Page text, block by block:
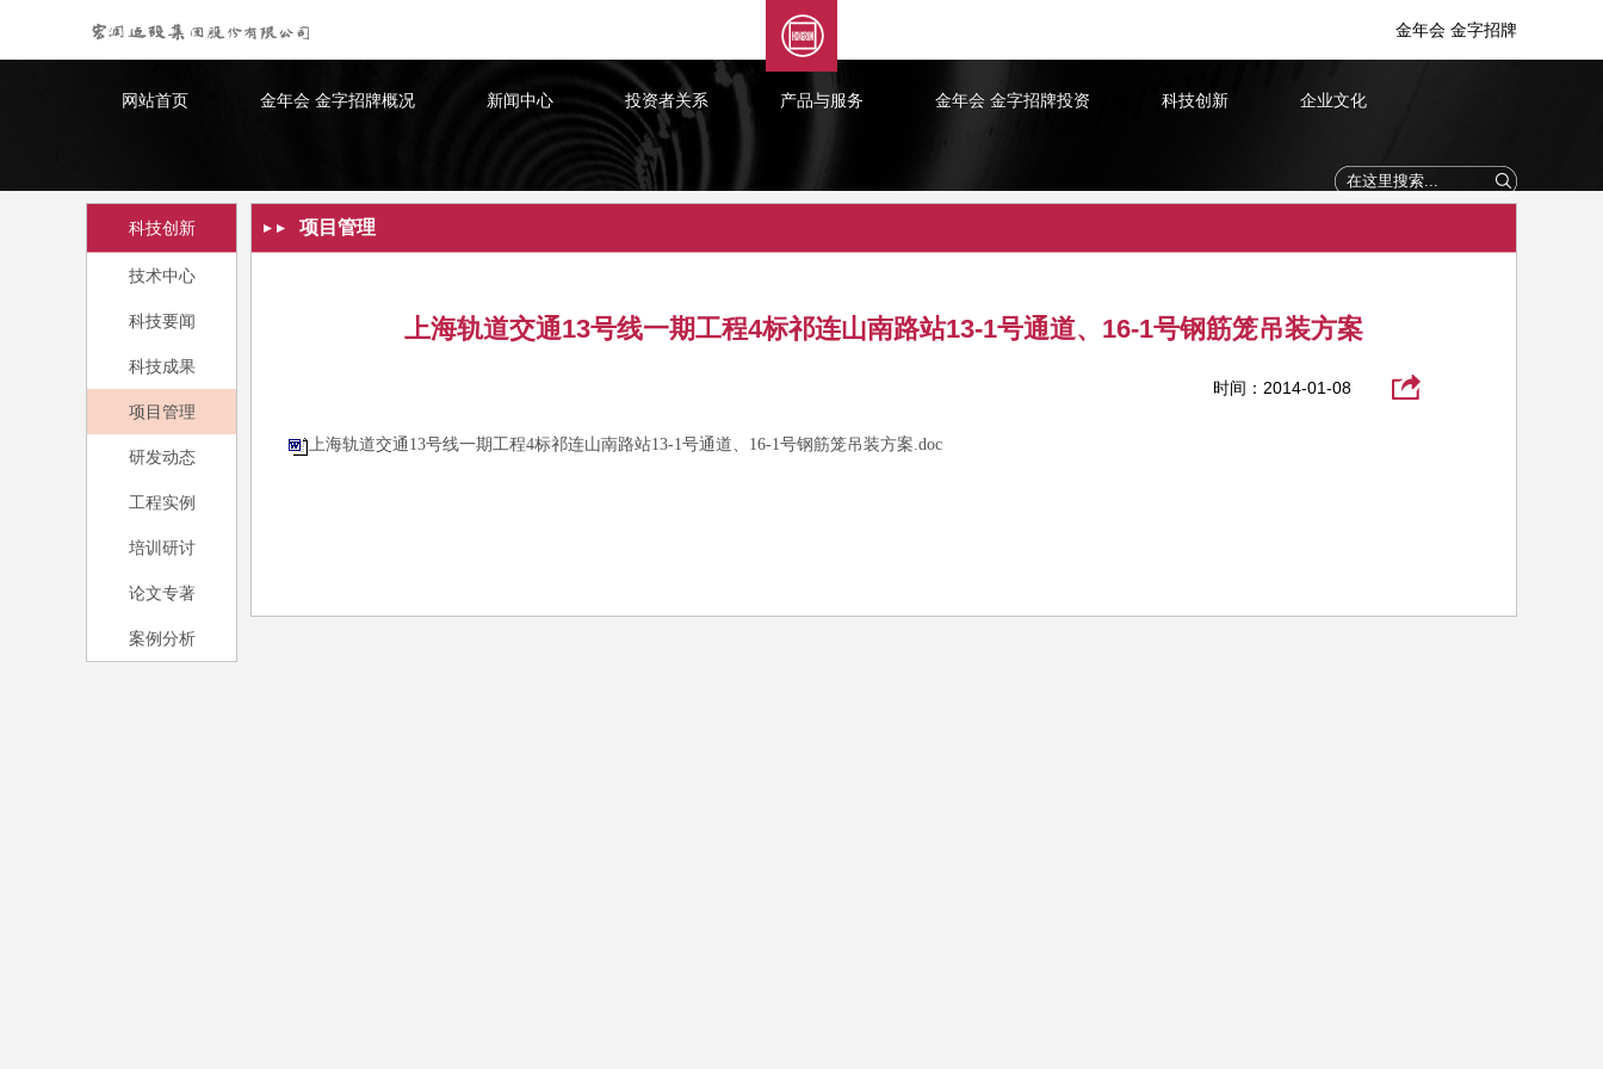
金年会 金字招牌 金年会 金字招牌
网站首页 金年会 金字招牌概况 新闻中心 投资者关系 产品与服务 金年会 金字招牌投资 科技创新 企业文化
科技创新
技术中心
科技要闻
科技成果
项目管理
研发动态
工程实例
培训研讨
论文专著
案例分析
项目管理
上海轨道交通13号线一期工程4标祁连山南路站13-1号通道、16-1号钢筋笼吊装方案
时间：2014-01-08
上海轨道交通13号线一期工程4标祁连山南路站13-1号通道、16-1号钢筋笼吊装方案.doc
XML 地图